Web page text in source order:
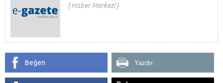
Haber Merkezi
Beğen Yazdır